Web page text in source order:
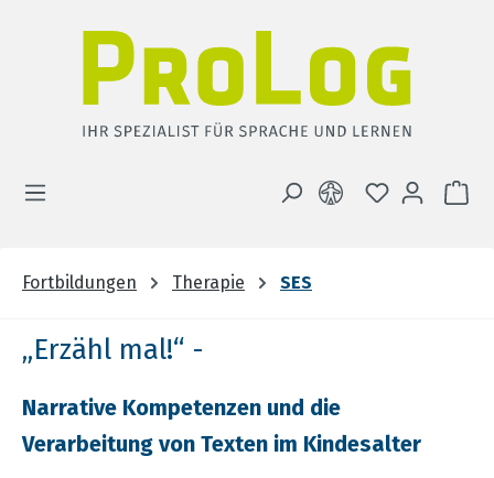
DU HAST 0
Fortbildungen Therapie SES
„Erzähl mal!“ -
Narrative Kompetenzen und die
Verarbeitung von Texten im Kindesalter